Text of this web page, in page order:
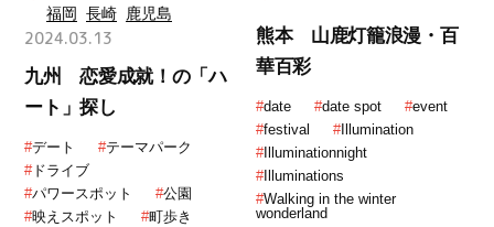
福岡 長崎 鹿児島
2024.03.13
九州 恋愛成就！の「ハ
ート」探し
#デート #テーマパーク
#ドライブ
#パワースポット #公園
#映えスポット #町歩き
熊本 山鹿灯籠浪漫・百
華百彩
#date #date spot #event
#festival #Illumination
#Illuminationnight
#Illuminations
#Walking in the winter
wonderland